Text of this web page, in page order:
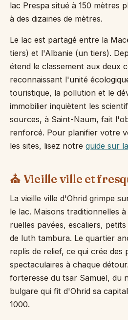
lac Prespa situé à 150 mètres
à des dizaines de mètres.
Le lac est partagé entre la
tiers) et l'Albanie (un tiers).
étend le classement aux deux
reconnaissant l'unité
touristique, la pollution et le
immobilier inquiètent les
sources, à Saint-Naum, fait
renforcé. Pour planifier votre
les sites, lisez notre guide sur
⛪ Vieille ville et
La vieille ville d'Ohrid grimpe
le lac. Maisons traditionnelles
ruelles pavées, escaliers,
de luth tambura. Le quartier
replis de relief, ce qui crée des
spectaculaires à chaque
forteresse du tsar Samuel, du
bulgare qui fit d'Ohrid sa
1000.